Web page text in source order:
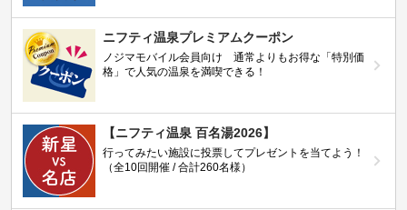
ニフティ温泉プレミアムクーポン
ノジマモバイル会員向け 通常よりもお得な「特別価
格」で人気の温泉を満喫できる！
【ニフティ温泉 百名湯2026】
行ってみたい施設に投票してプレゼントを当てよう！
（全10回開催 / 合計260名様）